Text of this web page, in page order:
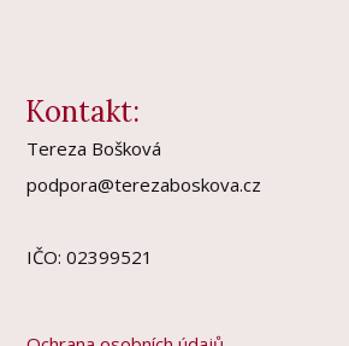
Kontakt:
Tereza Bošková
podpora@terezaboskova.cz
IČO: 02399521